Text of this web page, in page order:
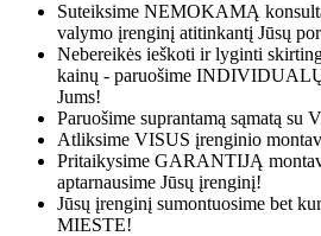
Suteiksime NEMOKAMĄ
valymo įrenginį atitinkantį Jūsų
Nebereikės ieškoti ir lyginti
kainų - paruošime
Jums!
Paruošime suprantamą sąmatą su
Atliksime VISUS įrenginio
Pritaikysime GARANTIJĄ
aptarnausime Jūsų įrenginį!
Jūsų įrenginį sumontuosime bet
MIESTE!